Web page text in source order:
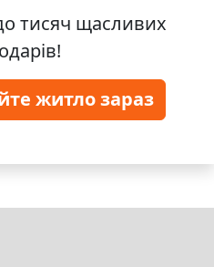
тисяч щасливих
житло зараз